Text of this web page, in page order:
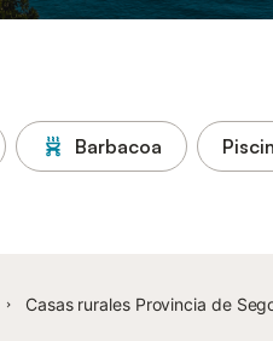
Barbacoa
Casas rurales Provincia de